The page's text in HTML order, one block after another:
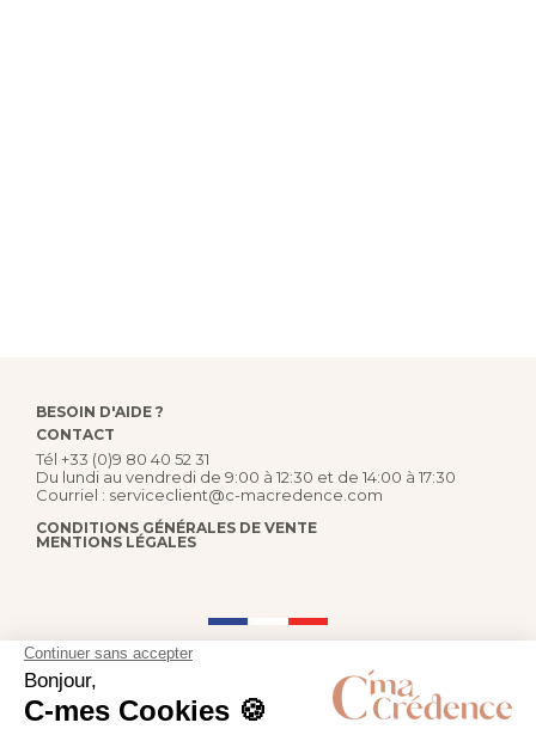
BESOIN D'AIDE ?
CONTACT
Tél +33 (0)9 80 40 52 31
Du lundi au vendredi de 9:00 à 12:30 et de 14:00 à 17:30
Courriel : serviceclient@c-macredence.com
CONDITIONS GÉNÉRALES DE VENTE
MENTIONS LÉGALES
FABRICATION FRANÇAISE
PAIEMENT SÉCURISÉ